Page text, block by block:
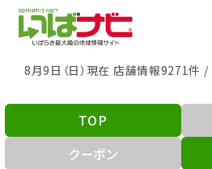
8月9日（日）現在 店舗情報9271件
TOP
クーポン